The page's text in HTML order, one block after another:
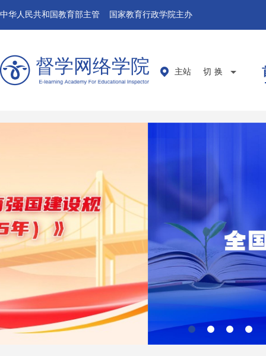
中华人民共和国教育部主管 国家教育行政学院主办
督学网络学院 主站 切换